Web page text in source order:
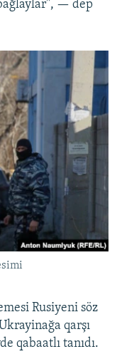
— dep
Rusiyeni söz
qarşı
qabaatlı tanıdı.